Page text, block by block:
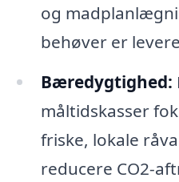
og
behøver er
Bæredygtighed:
måltidskasser
friske, lokale
reducere CO2-